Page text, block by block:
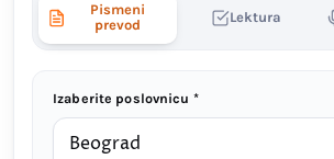
Pismeni
prevod
Lektura
Izaberite poslovnicu *